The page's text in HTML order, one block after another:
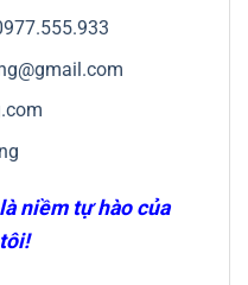
niềm tự hào của